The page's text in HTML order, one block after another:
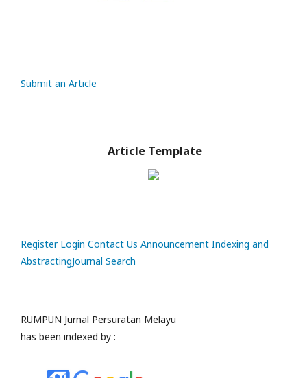
Submit an Article
Article Template
Register Login Contact Us Announcement Indexing and
AbstractingJournal Search
RUMPUN Jurnal Persuratan Melayu
has been indexed by :